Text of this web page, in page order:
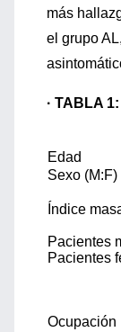
más
el grupo
· TABLA 1:
Edad
Sexo (M:F)
Índice
Pacientes
Pacientes
Ocupación